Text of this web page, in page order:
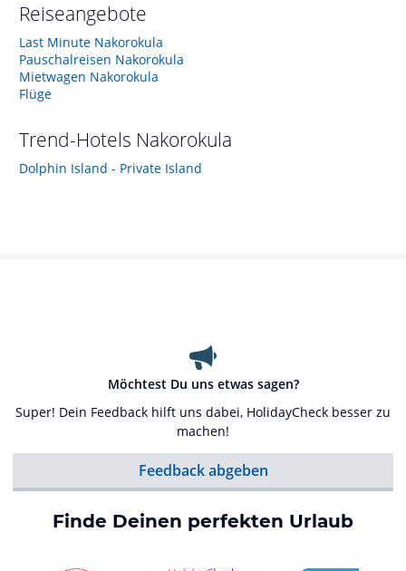
Reiseangebote
Last Minute Nakorokula
Pauschalreisen Nakorokula
Mietwagen Nakorokula
Flüge
Trend-Hotels Nakorokula
Dolphin Island - Private Island
Möchtest Du uns etwas sagen?
Super! Dein Feedback hilft uns dabei, HolidayCheck besser zu
machen!
Feedback abgeben
Finde Deinen perfekten Urlaub